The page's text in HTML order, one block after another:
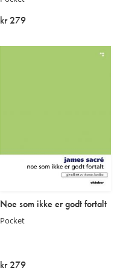
kr 279
Noe som ikke er godt fortalt
Pocket
kr 279